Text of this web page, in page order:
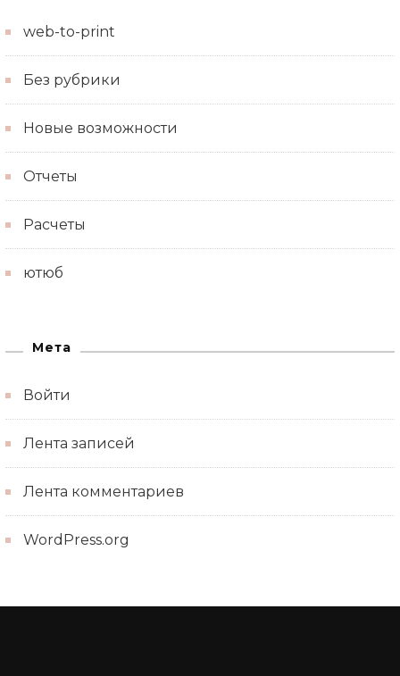
web-to-print
Без рубрики
Новые возможности
Отчеты
Расчеты
ютюб
Мета
Войти
Лента записей
Лента комментариев
WordPress.org